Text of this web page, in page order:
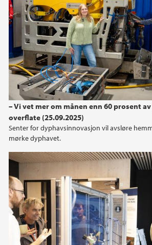
– Vi vet mer om månen enn 60 prosent
overflate (25.09.2025)
Senter for dyphavsinnovasjon vil avsløre
mørke dyphavet.